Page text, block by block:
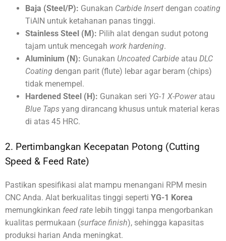
Baja (Steel/P): Gunakan Carbide Insert dengan coating
TiAlN untuk ketahanan panas tinggi.
Stainless Steel (M): Pilih alat dengan sudut potong
tajam untuk mencegah work hardening.
Aluminium (N): Gunakan Uncoated Carbide atau DLC
Coating dengan parit (flute) lebar agar beram (chips)
tidak menempel.
Hardened Steel (H): Gunakan seri YG-1 X-Poweratau
Blue Taps yang dirancang khusus untuk material keras
di atas 45 HRC.
2. Pertimbangkan Kecepatan Potong (Cutting
Speed & Feed Rate)
Pastikan spesifikasi alat mampu menangani RPM mesin
CNC Anda. Alat berkualitas tinggi seperti YG-1 Korea
memungkinkan feed rate lebih tinggi tanpa mengorbankan
kualitas permukaan (surface finish), sehingga kapasitas
produksi harian Anda meningkat.